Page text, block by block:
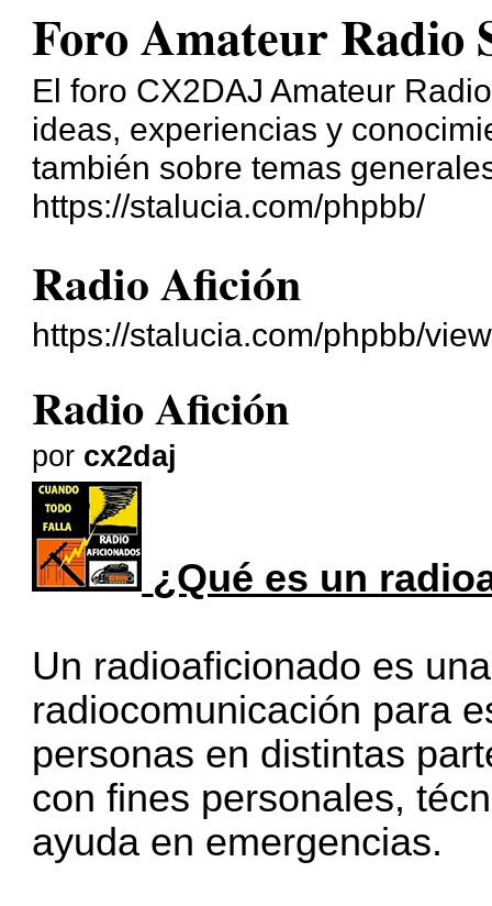
Foro Amateur Radio
El foro CX2DAJ Amateur
ideas, experiencias y
también sobre temas
https://stalucia.com/phpbb/
Radio Afición
https://stalucia.com/phpbb/
Radio Afición
por cx2daj
¿Qué es un
Un radioaficionado es
radiocomunicación para
personas en distintas
con fines personales,
ayuda en emergencias.